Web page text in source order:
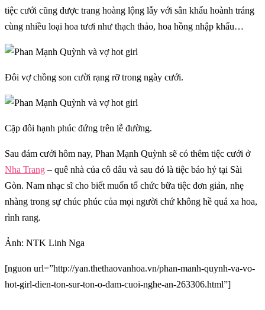
tiệc cưới cũng được trang hoàng lộng lẫy với sân khấu hoành tráng
cùng nhiều loại hoa tươi như thạch thảo, hoa hồng nhập khẩu…
Đôi vợ chồng son cười rạng rỡ trong ngày cưới.
Cặp đôi hạnh phúc đứng trên lễ đường.
Sau đám cưới hôm nay, Phan Mạnh Quỳnh sẽ có thêm tiệc cưới ở
Nha Trang – quê nhà của cô dâu và sau đó là tiệc báo hỷ tại Sài
Gòn. Nam nhạc sĩ cho biết muốn tổ chức bữa tiệc đơn giản, nhẹ
nhàng trong sự chúc phúc của mọi người chứ không hề quá xa hoa,
rình rang.
Ảnh: NTK Linh Nga
[nguon url=”http://yan.thethaovanhoa.vn/phan-manh-quynh-va-vo-
hot-girl-dien-ton-sur-ton-o-dam-cuoi-nghe-an-263306.html”]